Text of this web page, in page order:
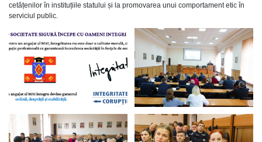
cetățenilor în instituțiile statului și la promovarea unui comportament etic în
serviciul public.